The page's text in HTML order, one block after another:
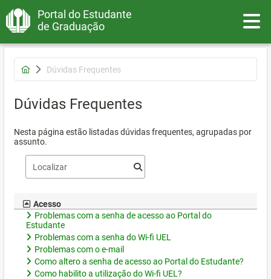
Portal do Estudante
de Graduação
Dúvidas Frequentes
Dúvidas Frequentes
Nesta página estão listadas dúvidas frequentes, agrupadas por
assunto.
Acesso
Problemas com a senha de acesso ao Portal do
Estudante
Problemas com a senha do Wi-fi UEL
Problemas com o e-mail
Como altero a senha de acesso ao Portal do Estudante?
Como habilito a utilização do Wi-fi UEL?